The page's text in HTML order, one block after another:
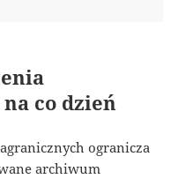
co dzień
ogranicza
archiwum